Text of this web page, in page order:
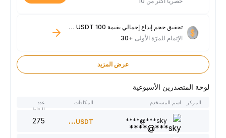
تحقيق حجم إيداع إجمالي بقيمة 100 USDT فأكثر
الإتمام للمرّة الأولى+30
عرض المزيد
لوحة المتصدرين الأسبوعية
المركز اسم المستخدم المكافآت
النقاط
sky***@****
300USDT